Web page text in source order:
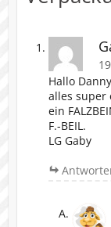
Hallo
alles super
ein
F.-BEIL.
LG Gaby